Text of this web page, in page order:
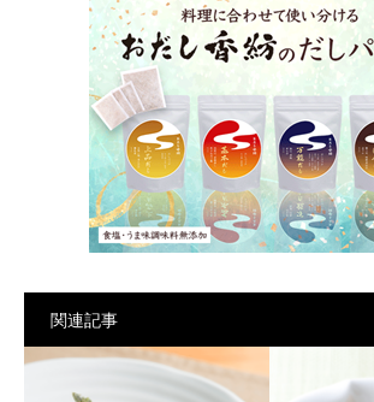
関連記事